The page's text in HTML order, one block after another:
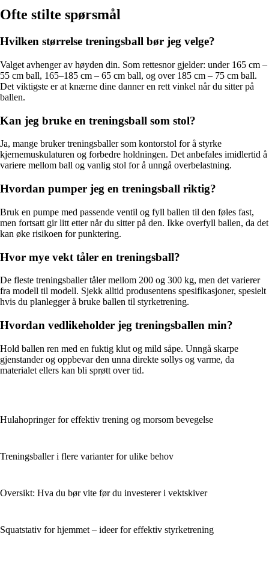
Ofte stilte spørsmål
Hvilken størrelse treningsball bør jeg velge?
Valget avhenger av høyden din. Som rettesnor gjelder: under 165 cm –
55 cm ball, 165–185 cm – 65 cm ball, og over 185 cm – 75 cm ball.
Det viktigste er at knærne dine danner en rett vinkel når du sitter på
ballen.
Kan jeg bruke en treningsball som stol?
Ja, mange bruker treningsballer som kontorstol for å styrke
kjernemuskulaturen og forbedre holdningen. Det anbefales imidlertid å
variere mellom ball og vanlig stol for å unngå overbelastning.
Hvordan pumper jeg en treningsball riktig?
Bruk en pumpe med passende ventil og fyll ballen til den føles fast,
men fortsatt gir litt etter når du sitter på den. Ikke overfyll ballen, da det
kan øke risikoen for punktering.
Hvor mye vekt tåler en treningsball?
De fleste treningsballer tåler mellom 200 og 300 kg, men det varierer
fra modell til modell. Sjekk alltid produsentens spesifikasjoner, spesielt
hvis du planlegger å bruke ballen til styrketrening.
Hvordan vedlikeholder jeg treningsballen min?
Hold ballen ren med en fuktig klut og mild såpe. Unngå skarpe
gjenstander og oppbevar den unna direkte sollys og varme, da
materialet ellers kan bli sprøtt over tid.
Hulahopringer for effektiv trening og morsom bevegelse
Treningsballer i flere varianter for ulike behov
Oversikt: Hva du bør vite før du investerer i vektskiver
Squatstativ for hjemmet – ideer for effektiv styrketrening